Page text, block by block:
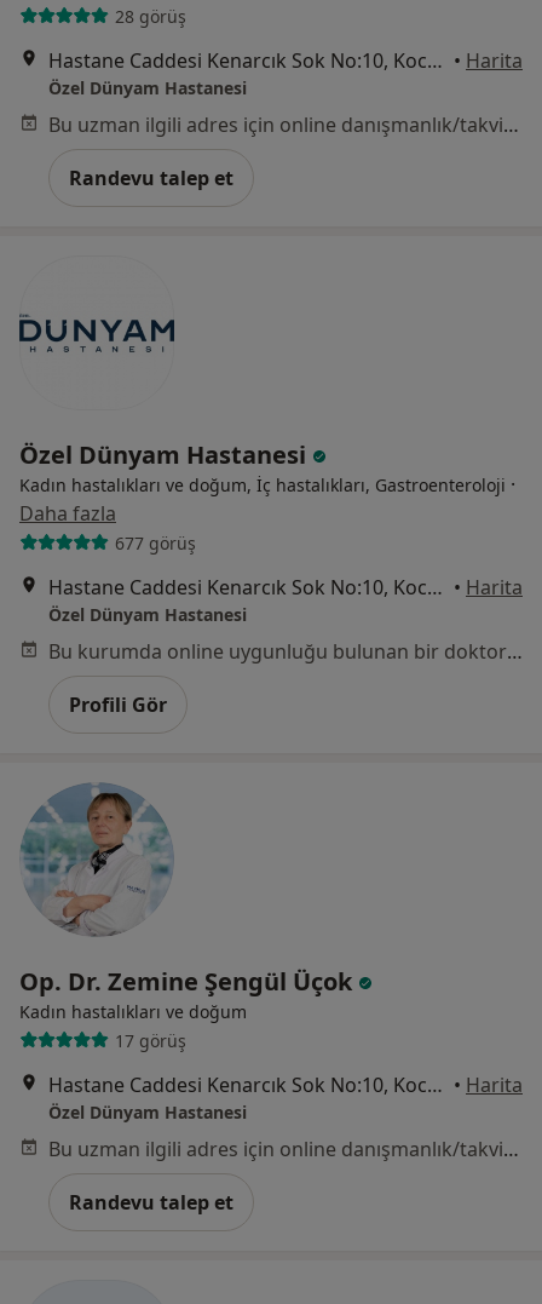
28 görüş
Hastane Caddesi Kenarcık Sok No:10, Kocasinan • Harita
Özel Dünyam Hastanesi
Bu uzman ilgili adres için online danışmanlık/takvim sunmuyor.
Randevu talep et
Özel Dünyam Hastanesi
Kadın hastalıkları ve doğum, İç hastalıkları, Gastroenteroloji ·
Daha fazla
677 görüş
Hastane Caddesi Kenarcık Sok No:10, Kocasinan • Harita
Özel Dünyam Hastanesi
Bu kurumda online uygunluğu bulunan bir doktor veya uzman bulunamadı
Profili Gör
Op. Dr. Zemine Şengül Üçok
Kadın hastalıkları ve doğum
17 görüş
Hastane Caddesi Kenarcık Sok No:10, Kocasinan • Harita
Özel Dünyam Hastanesi
Bu uzman ilgili adres için online danışmanlık/takvim sunmuyor.
Randevu talep et